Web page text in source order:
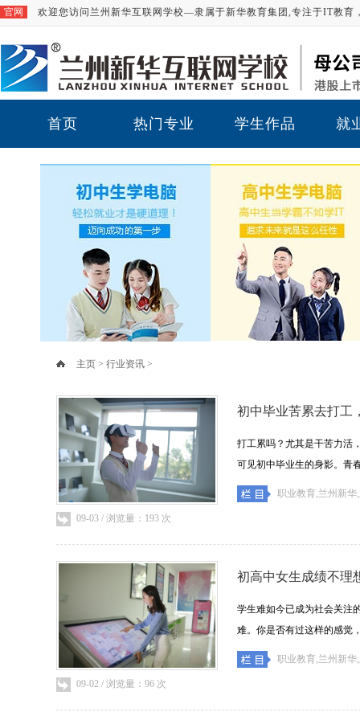
官网 欢迎您访问兰州新华互联网学校—隶属于新华教育集团,专注于IT教育
首页 热门专业 学生作品 就
主页 > 行业资讯 >
09-03 / 浏览量：193 次
初中毕业苦累去打工
打工累吗？尤其是干苦力活
可见初中毕业生的身影。青
职业教育,兰州新华
09-02 / 浏览量：96 次
初高中女生成绩不理
学生难如今已成为社会关注
难。你是否有过这样的感觉
职业教育,兰州新华